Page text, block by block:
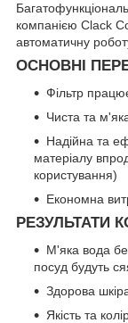
компанією Clack
автоматичну
ОСНОВНІ
Фільтр
Чиста та
Надійна та
матеріалу
користування)
Економна
РЕЗУЛЬТАТИ
М'яка вода
посуд будуть
Здорова
Якість та